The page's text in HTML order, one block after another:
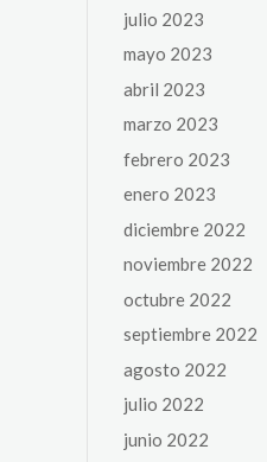
julio 2023
mayo 2023
abril 2023
marzo 2023
febrero 2023
enero 2023
diciembre 2022
noviembre 2022
octubre 2022
septiembre 2022
agosto 2022
julio 2022
junio 2022